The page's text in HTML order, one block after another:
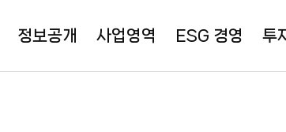
정보공개 사업영역 ESG 경영 투